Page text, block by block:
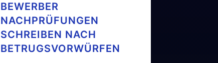
BEWERBER
NACHPRÜFUNGEN
SCHREIBEN NACH
BETRUGSVORWÜRFEN